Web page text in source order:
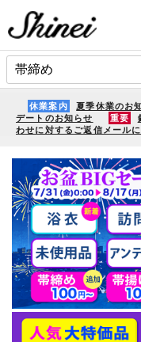
休業案内 夏季休業のお
デートのお知らせ
重要
わせに対するご返信メール